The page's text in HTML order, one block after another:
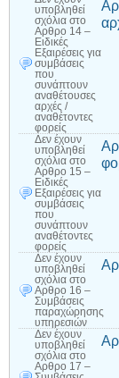
υποβληθεί
σχόλια στο
Αρθρο 14 –
Ειδικές
Εξαιρέσεις για
συμβάσεις
που
συνάπτουν
αναθέτουσες
αρχές /
αναθέτοντες
φορείς
Δεν έχουν
υποβληθεί
σχόλια στο
Αρθρο 15 –
Ειδικές
Εξαιρέσεις για
συμβάσεις
που
συνάπτουν
αναθέτοντες
φορείς
Δεν έχουν
υποβληθεί
σχόλια στο
Αρθρο 16 –
Συμβάσεις
παραχώρησης
υπηρεσιών
Δεν έχουν
υποβληθεί
σχόλια στο
Αρθρο 17 –